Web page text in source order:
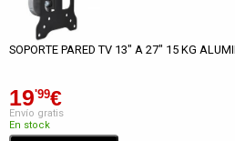
SOPORTE PARED TV 13" A 27" 15 KG
19'99€
Envío gratis
En stock